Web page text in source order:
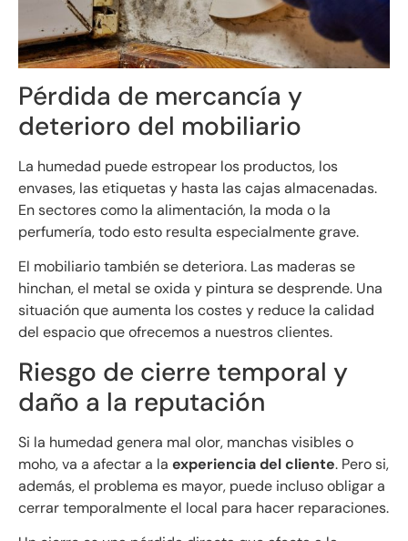
Pérdida de mercancía y
deterioro del mobiliario
La humedad puede estropear los productos, los
envases, las etiquetas y hasta las cajas almacenadas.
En sectores como la alimentación, la moda o la
perfumería, todo esto resulta especialmente grave.
El mobiliario también se deteriora. Las maderas se
hinchan, el metal se oxida y pintura se desprende. Una
situación que aumenta los costes y reduce la calidad
del espacio que ofrecemos a nuestros clientes.
Riesgo de cierre temporal y
daño a la reputación
Si la humedad genera mal olor, manchas visibles o
moho, va a afectar a la experiencia del cliente. Pero si,
además, el problema es mayor, puede incluso obligar a
cerrar temporalmente el local para hacer reparaciones.